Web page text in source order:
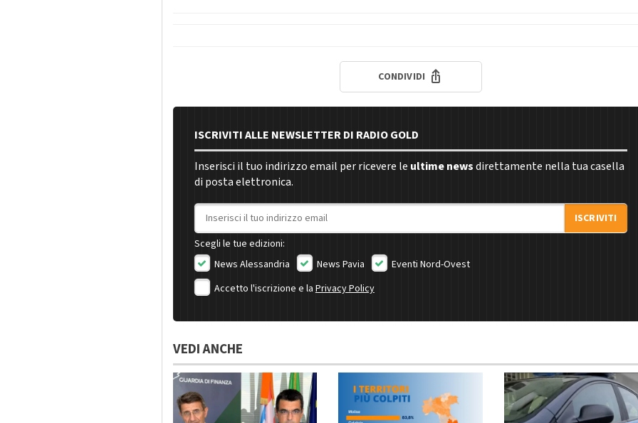
CONDIVIDI
ISCRIVITI ALLE NEWSLETTER DI RADIO GOLD
Inserisci il tuo indirizzo email per ricevere le ultime newsdirettamente nella tua casella
di posta elettronica.
Indirizzo email
ISCRIVITI
Scegli le tue edizioni:
News Alessandria
News Pavia
Eventi Nord-Ovest
Accetto l'iscrizione e laPrivacy Policy
VEDI ANCHE